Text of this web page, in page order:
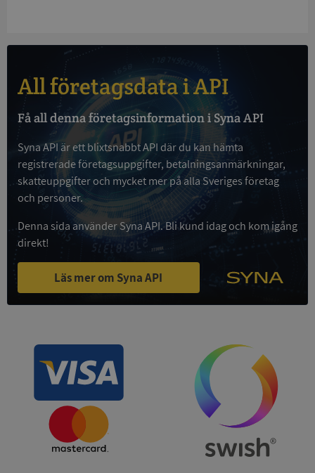
All företagsdata i API
Få all denna företagsinformation i Syna API
Syna API är ett blixtsnabbt API där du kan hämta
registrerade företagsuppgifter, betalningsanmärkningar,
skatteuppgifter och mycket mer på alla Sveriges företag
och personer.
Denna sida använder Syna API. Bli kund idag och kom igång
direkt!
Läs mer om Syna API
__RequestVerificationToken
Microsoft
Session
VISITOR_PRIVACY_METADATA
YouTube
.youtube.com
5 månader
4 veckor
ASP.NET_SessionId
Microsoft
Corporation
de.syna.se
Google
Privacy Policy